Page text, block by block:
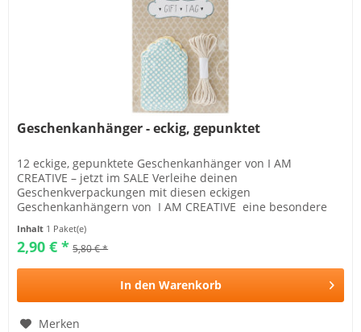
Geschenkanhänger - eckig, gepunktet
12 eckige, gepunktete Geschenkanhänger von I AM
CREATIVE – jetzt im SALE Verleihe deinen
Geschenkverpackungen mit diesen eckigen
Geschenkanhängern von I AM CREATIVE eine besondere
Inhalt 1 Paket(e)
2,90 € * 5,80 € *
In den Warenkorb
Merken